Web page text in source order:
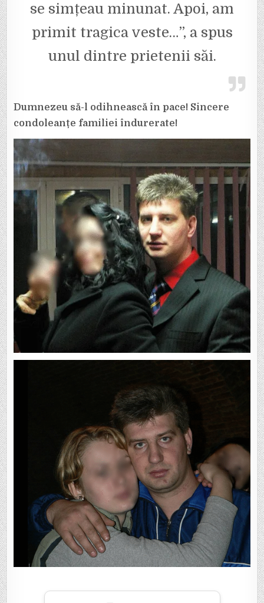
se simțeau minunat. Apoi, am
primit tragica veste…”, a spus
unul dintre prietenii săi.
Dumnezeu să-l odihnească în pace! Sincere
condoleanțe familiei îndurerate!